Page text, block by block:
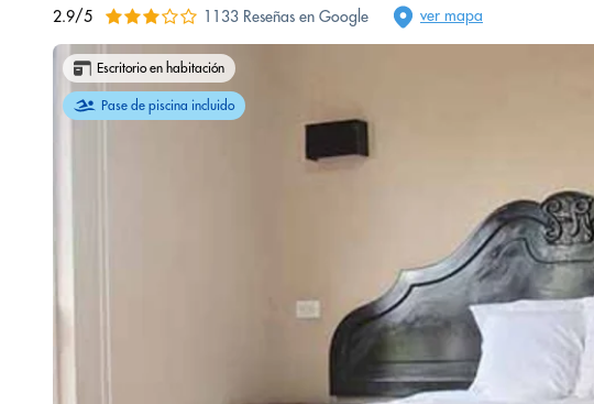
2.9/5 1133 Reseñas en Google ver mapa
Escritorio en habitación
Pase de piscina incluido